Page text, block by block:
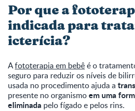
Por que a
indicada para
icterícia?
Afototerapia em bebêé o
seguro para reduzir os níveis de
usada no procedimento ajuda a
presente no organismoem uma
eliminada pelo fígado e pelos rins.